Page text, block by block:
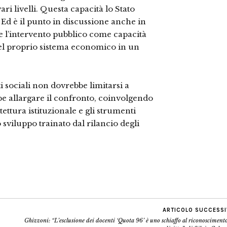
livelli. Questa capacità lo Stato
è il punto in discussione anche in
pubblico come capacità
proprio sistema economico in un
sociali non dovrebbe limitarsi a
allargare il confronto, coinvolgendo
istituzionale e gli strumenti
sviluppo trainato dal rilancio degli
ARTICOLO
Ghizzoni: “L’esclusione dei docenti ‘Quota 96’ è uno schiaffo al